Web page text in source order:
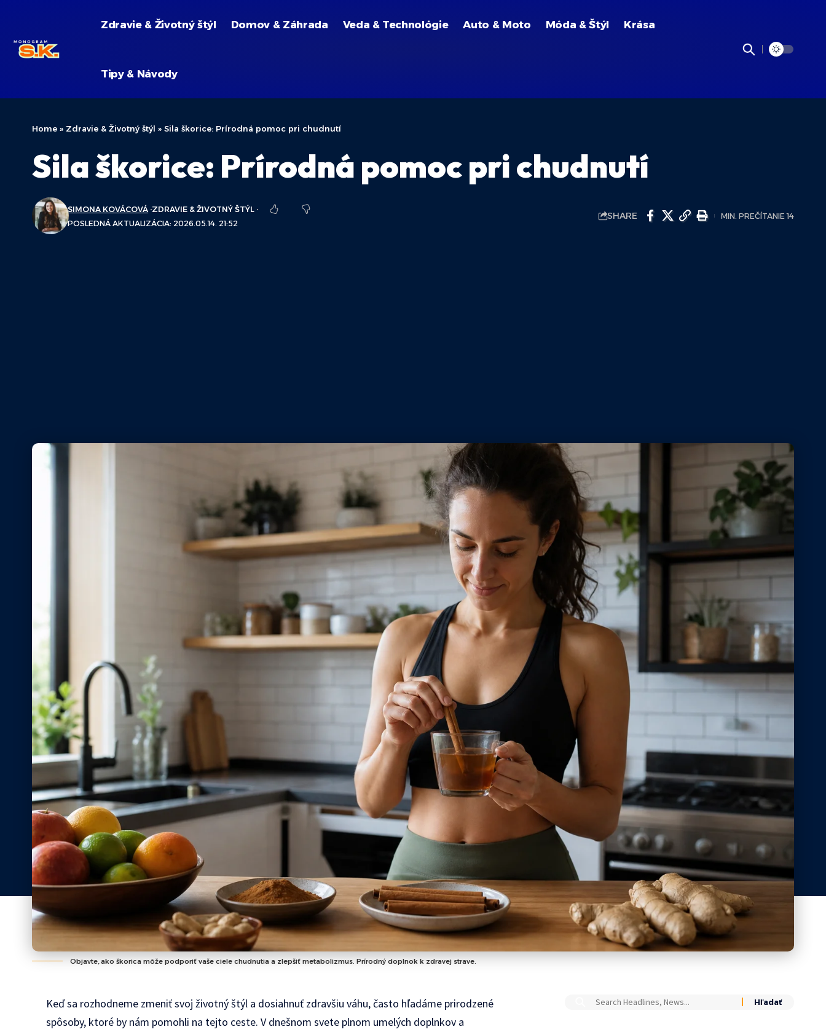
Zdravie & Životný štýl Domov & Záhrada Veda & Technológie Auto & Moto Móda & Štýl Krása
Tipy & Návody
Home » Zdravie & Životný štýl » Sila škorice: Prírodná pomoc pri chudnutí
Sila škorice: Prírodná pomoc pri chudnutí
POSLEDNÁ AKTUALIZÁCIA: 2026.05.14. 21:52
SIMONA KOVÁCOVÁ ZDRAVIE & ŽIVOTNÝ ŠTÝL
SHARE MIN. PREČÍTANIE 14
Objavte, ako škorica môže podporiť vaše ciele chudnutia a zlepšiť metabolizmus. Prírodný doplnok k zdravej strave.
Keď sa rozhodneme zmeniť svoj životný štýl a dosiahnuť zdravšiu váhu, často hľadáme prirodzené
spôsoby, ktoré by nám pomohli na tejto ceste. V dnešnom svete plnom umelých doplnkov a